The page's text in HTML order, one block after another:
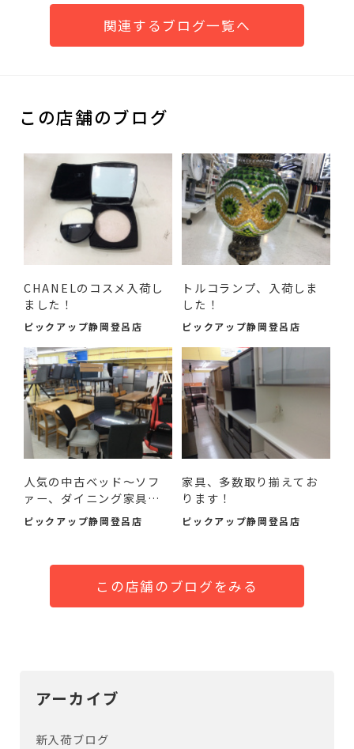
関連するブログ一覧へ
この店舗のブログ
CHANELのコスメ入荷し
ました！
ピックアップ静岡登呂店
トルコランプ、入荷しま
した！
ピックアップ静岡登呂店
人気の中古ベッド～ソフ
ァー、ダイニング家具ま
で...
ピックアップ静岡登呂店
家具、多数取り揃えてお
ります！
ピックアップ静岡登呂店
この店舗のブログをみる
アーカイブ
新入荷ブログ